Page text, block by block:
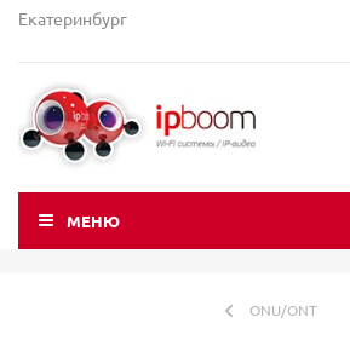
Екатеринбург
МЕНЮ
ONU/ONT